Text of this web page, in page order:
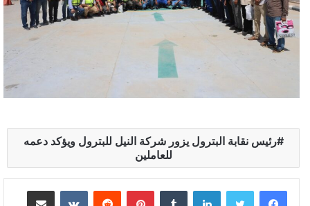
رئيس نقابة البترول يزور شركة النيل للبترول ويؤكد دعمه
للعاملين
لينكدإن بينتيريست مشاركة عبر البريد